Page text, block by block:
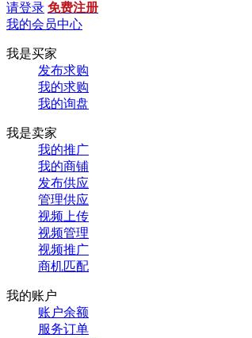
请登录 免费注册
我的会员中心
我是买家
发布求购
我的求购
我的询盘
我是卖家
我的推广
我的商铺
发布供应
管理供应
视频上传
视频管理
视频推广
商机匹配
我的账户
账户余额
服务订单